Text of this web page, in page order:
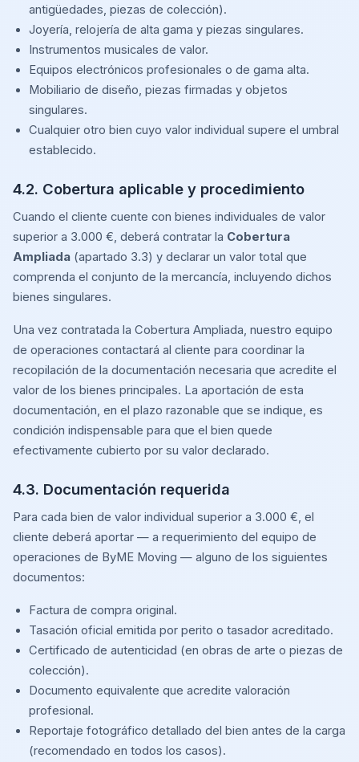
antigüedades, piezas de colección).
Joyería, relojería de alta gama y piezas singulares.
Instrumentos musicales de valor.
Equipos electrónicos profesionales o de gama alta.
Mobiliario de diseño, piezas firmadas y objetos
singulares.
Cualquier otro bien cuyo valor individual supere el umbral
establecido.
4.2. Cobertura aplicable y procedimiento
Cuando el cliente cuente con bienes individuales de valor
superior a 3.000 €, deberá contratar la Cobertura
Ampliada (apartado 3.3) y declarar un valor total que
comprenda el conjunto de la mercancía, incluyendo dichos
bienes singulares.
Una vez contratada la Cobertura Ampliada, nuestro equipo
de operaciones contactará al cliente para coordinar la
recopilación de la documentación necesaria que acredite el
valor de los bienes principales. La aportación de esta
documentación, en el plazo razonable que se indique, es
condición indispensable para que el bien quede
efectivamente cubierto por su valor declarado.
4.3. Documentación requerida
Para cada bien de valor individual superior a 3.000 €, el
cliente deberá aportar — a requerimiento del equipo de
operaciones de ByME Moving — alguno de los siguientes
documentos:
Factura de compra original.
Tasación oficial emitida por perito o tasador acreditado.
Certificado de autenticidad (en obras de arte o piezas de
colección).
Documento equivalente que acredite valoración
profesional.
Reportaje fotográfico detallado del bien antes de la carga
(recomendado en todos los casos).